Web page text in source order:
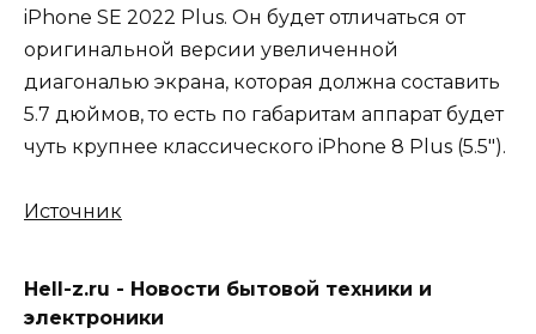
iPhone SE 2022 Plus. Он будет отличаться от
оригинальной версии увеличенной
диагональю экрана, которая должна составить
5.7 дюймов, то есть по габаритам аппарат будет
чуть крупнее классического iPhone 8 Plus (5.5″).
Источник
Hell-z.ru - Новости бытовой техники и
электроники